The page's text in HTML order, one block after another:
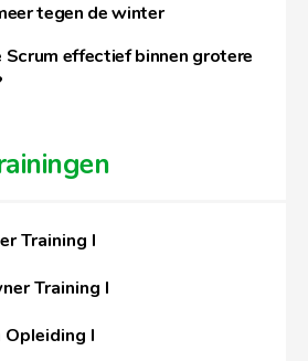
tegen de winter
Scrum effectief binnen grotere
Training I
Training I
I